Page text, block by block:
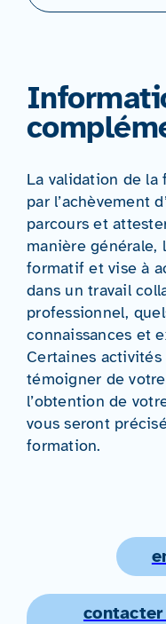
La validation de
par l’achèvement
parcours et
manière générale,
formatif et vise à
dans un travail
professionnel,
connaissances et
Certaines
témoigner de
l’obtention de
vous seront
formation.